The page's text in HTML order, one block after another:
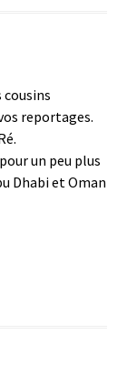
reportages.
un peu plus